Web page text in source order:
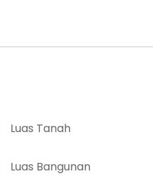
Luas Tanah
Luas Bangunan